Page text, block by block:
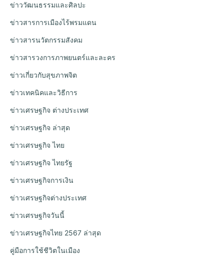
ข่าววัฒนธรรมและศิลปะ
ข่าวสารการเมืองไร้พรมแดน
ข่าวสารนวัตกรรมสังคม
ข่าวสารวงการภาพยนตร์และละคร
ข่าวเกี่ยวกับสุขภาพจิต
ข่าวเทคนิคและวิธีการ
ข่าวเศรษฐกิจ ต่างประเทศ
ข่าวเศรษฐกิจ ล่าสุด
ข่าวเศรษฐกิจ ไทย
ข่าวเศรษฐกิจ ไทยรัฐ
ข่าวเศรษฐกิจการเงิน
ข่าวเศรษฐกิจต่างประเทศ
ข่าวเศรษฐกิจวันนี้
ข่าวเศรษฐกิจไทย 2567 ล่าสุด
คู่มือการใช้ชีวิตในเมือง